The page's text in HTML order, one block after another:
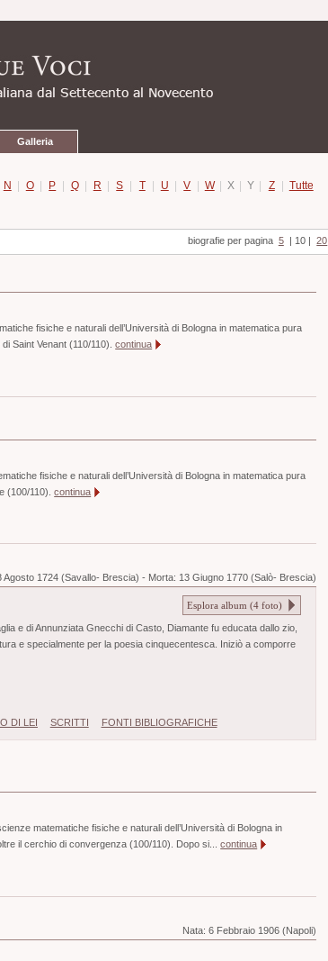
Galleria
N | O | P | Q | R | S | T | U | V | W | X | Y | Z | Tutte
biografie per pagina 5 10 20
fisiche e naturali dell’Università di Bologna in matematica pura
Saint Venant (110/110).continua
fisiche e naturali dell’Università di Bologna in matematica pura
(100/110).continua
Agosto 1724 (Savallo- Brescia) - Morta: 13 Giugno 1770 (Salò- Brescia)
Esplora album (4 foto)
e di Annunziata Gnecchi di Casto, Diamante fu educata dallo zio,
e specialmente per la poesia cinquecentesca. Iniziò a comporre
DI LEI SCRITTI FONTI BIBLIOGRAFICHE
matematiche fisiche e naturali dell’Università di Bologna in
il cerchio di convergenza (100/110). Dopo si...continua
Nata:6 Febbraio 1906 (Napoli)